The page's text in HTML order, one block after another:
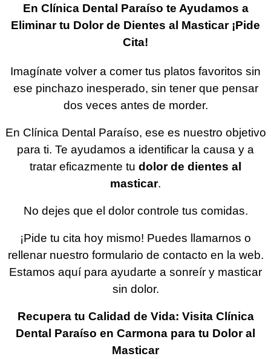
En Clínica Dental Paraíso te Ayudamos a
Eliminar tu Dolor de Dientes al Masticar ¡Pide
Cita!
Imagínate volver a comer tus platos favoritos sin
ese pinchazo inesperado, sin tener que pensar
dos veces antes de morder.
En Clínica Dental Paraíso, ese es nuestro objetivo
para ti. Te ayudamos a identificar la causa y a
tratar eficazmente tu dolor de dientes al
masticar.
No dejes que el dolor controle tus comidas.
¡Pide tu cita hoy mismo! Puedes llamarnos o
rellenar nuestro formulario de contacto en la web.
Estamos aquí para ayudarte a sonreír y masticar
sin dolor.
Recupera tu Calidad de Vida: Visita Clínica
Dental Paraíso en Carmona para tu Dolor al
Masticar